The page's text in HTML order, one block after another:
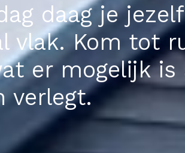
daag je
vlak. Kom tot
er mogelijk is
verlegt.